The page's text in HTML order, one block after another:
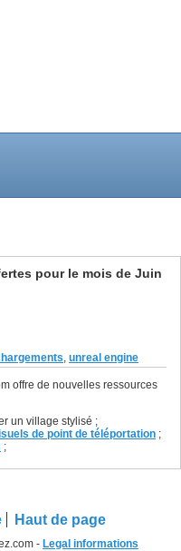
pour le mois de Juin
, unreal engine
offre de nouvelles ressources
un village stylisé ;
de point de téléportation ;
;
Haut de page
- Legal informations